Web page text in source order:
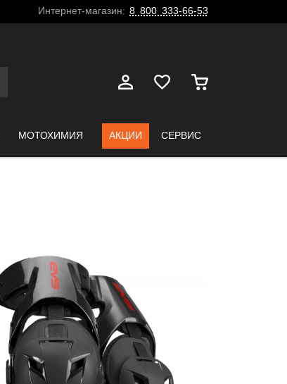
Интернет-магазин: 8 800 333-66-53
МОТОХИМИЯ АКЦИИ СЕРВИС